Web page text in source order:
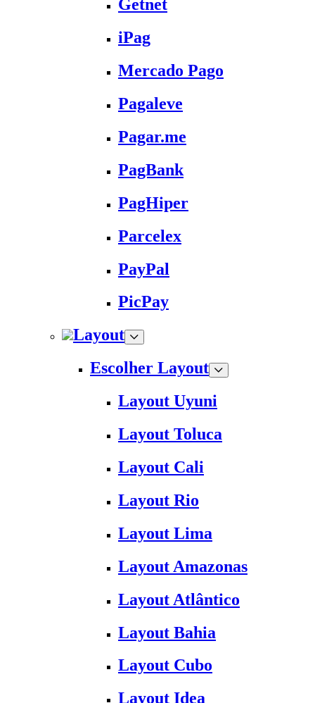
Getnet
iPag
Mercado Pago
Pagaleve
Pagar.me
PagBank
PagHiper
Parcelex
PayPal
PicPay
Layout
Escolher Layout
Layout Uyuni
Layout Toluca
Layout Cali
Layout Rio
Layout Lima
Layout Amazonas
Layout Atlântico
Layout Bahia
Layout Cubo
Layout Idea